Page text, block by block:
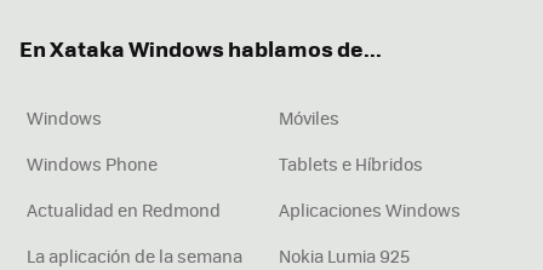
En Xataka Windows hablamos de...
Windows
Móviles
Windows Phone
Tablets e Híbridos
Actualidad en Redmond
Aplicaciones Windows
La aplicación de la semana
Nokia Lumia 925